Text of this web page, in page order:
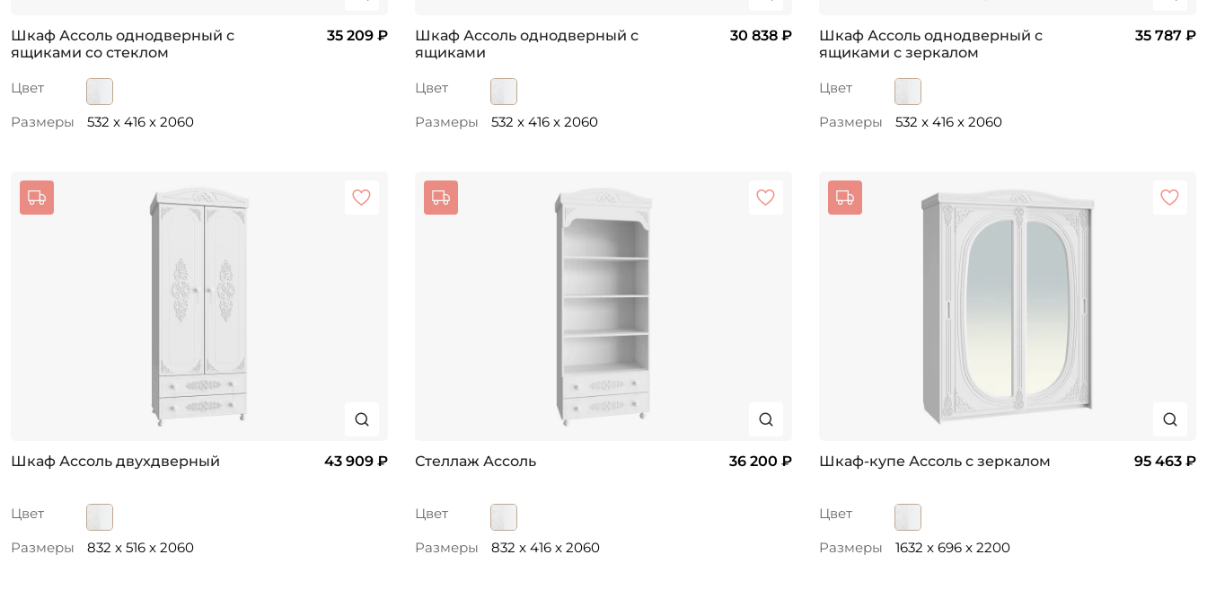
Шкаф Ассоль однодверный с
ящиками со стеклом
35 209 ₽
Цвет
Размеры
532 x 416 x 2060
Шкаф Ассоль однодверный с
ящиками
30 838 ₽
Цвет
Размеры
532 x 416 x 2060
Шкаф Ассоль однодверный с
ящиками с зеркалом
35 787 ₽
Цвет
Размеры
532 x 416 x 2060
Шкаф Ассоль двухдверный 43 909 ₽
Цвет
Размеры
832 x 516 x 2060
Стеллаж Ассоль 36 200 ₽
Цвет
Размеры
832 x 416 x 2060
Шкаф-купе Ассоль с зеркалом 95 463 ₽
Цвет
Размеры
1632 x 696 x 2200